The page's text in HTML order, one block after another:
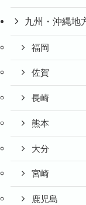
九州・沖縄地
福岡
佐賀
長崎
熊本
大分
宮崎
鹿児島